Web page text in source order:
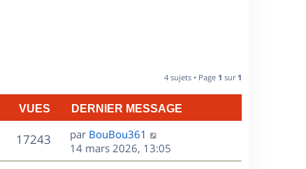
4 sujets • Page 1 sur 1
VUES DERNIER MESSAGE
17243V
u
D
e
r
par BouBou361
14 mars 2026, 13:05